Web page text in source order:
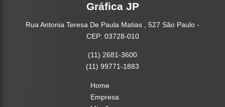
Gráfica JP
Rua Antonia Teresa De Paula Matias , 527 São Paulo -
CEP: 03728-010
(11) 2681-3600
(11) 99771-1883
Home
Empresa